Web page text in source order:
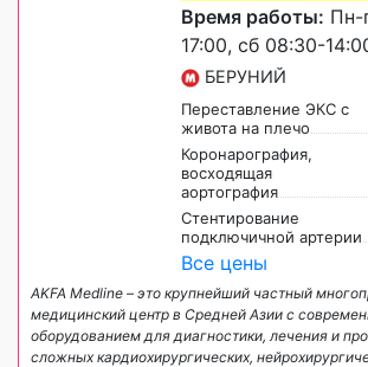
Время работы: Пн-
17:00, сб 08:30-
БЕРУНИЙ
Переставление ЭКС с
живота на плечо
Коронарография,
восходящая
аортография
Стентирование
подключичной артерии
Все цены
AKFA Medline – это крупнейший частный
медицинский центр в Средней Азии с
оборудованием для диагностики, лечения и
сложных кардиохирургических,